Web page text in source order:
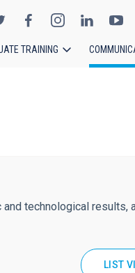
TRAINING
technological results,
LIST